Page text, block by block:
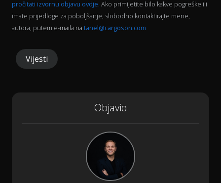
pročitati izvornu objavu ovdje . Ako primijetite bilo kakve pogreške ili
imate prijedloge za poboljšanje, slobodno kontaktirajte mene,
autora, putem e-maila na tanel@cargoson.com
Vijesti
Objavio